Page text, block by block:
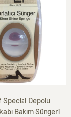
Special Depolu
Bakım Süngeri